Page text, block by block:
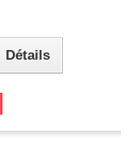
Détails